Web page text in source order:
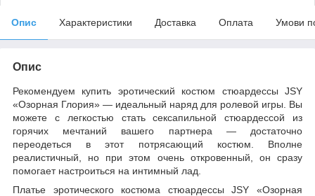
Опис Характеристики Доставка Оплата Умови
Опис
Рекомендуем купить эротический костюм стюардессы JSY
«Озорная Глория» — идеальный наряд для ролевой игры. Вы
можете с легкостью стать сексапильной стюардессой из
горячих мечтаний вашего партнера — достаточно
переодеться в этот потрясающий костюм. Вполне
реалистичный, но при этом очень откровенный, он сразу
помогает настроиться на интимный лад.
Платье эротического костюма стюардессы JSY «Озорная